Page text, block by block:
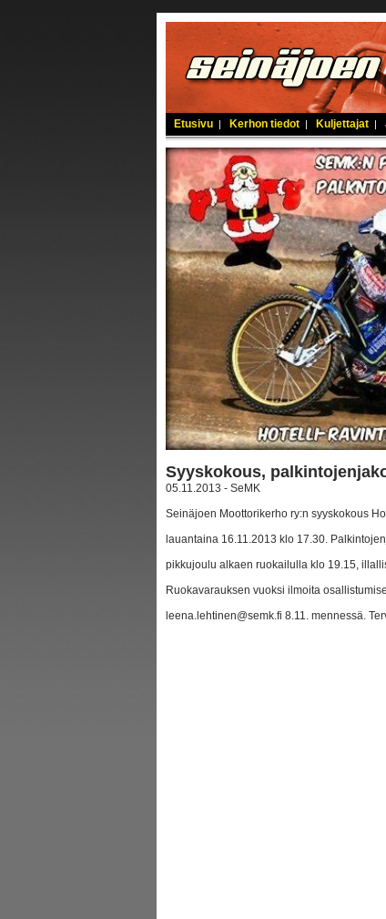
Etusivu | Kerhon tiedot | Kuljettajat |
Syyskokous,
05.11.2013 - SeMK
Seinäjoen Moottorikerho ry:n syyskokous
lauantaina 16.11.2013 klo 17.30.
pikkujoulu alkaen ruokailulla klo 19.15,
Ruokavarauksen vuoksi ilmoita
leena.lehtinen@semk.fi 8.11. mennessä.